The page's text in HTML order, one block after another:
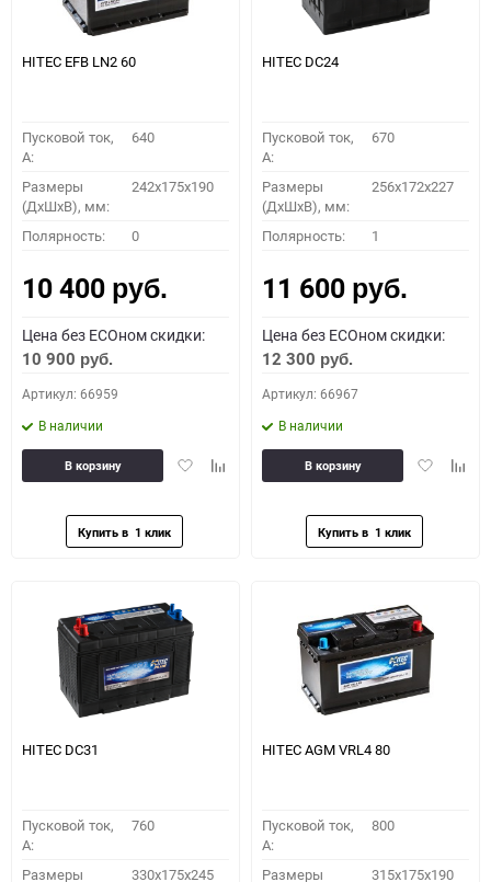
HITEC EFB LN2 60
Пусковой ток,
A:
640
Размеры
(ДхШхВ), мм:
242x175x190
Полярность: 0
10 400 руб.
Цена без ECOном скидки:
10 900 руб.
Артикул: 66959
В наличии
ДобавитьДобавить
В корзину
HITEC DС24
Пусковой ток,
A:
670
Размеры
(ДхШхВ), мм:
256x172x227
Полярность: 1
11 600 руб.
Цена без ECOном скидки:
12 300 руб.
Артикул: 66967
В наличии
Добавить
В корзину
HITEC DС31
Пусковой ток,
A:
760
Размеры
330x175x245
HITEC AGM VRL4 80
Пусковой ток,
A:
800
Размеры
315x175x190